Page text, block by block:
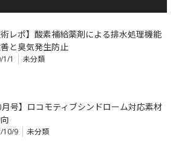
術レポ】酸素補給薬剤による排水処理機能
と臭気発生防止
1/1 未分類
月号】ロコモティブシンドローム対応素材
10/9 未分類